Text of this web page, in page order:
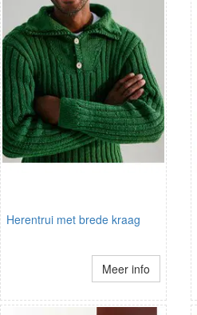
Herentrui met brede kraag
Meer info